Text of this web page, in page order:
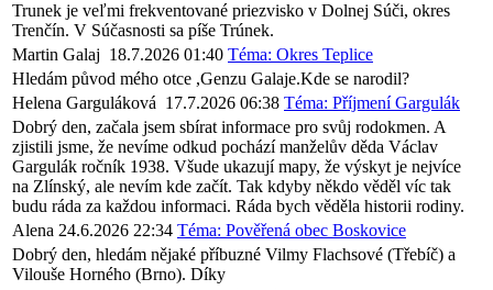
Trunek je veľmi frekventované priezvisko v Dolnej Súči, okres
Trenčín. V Súčasnosti sa píše Trúnek.
Martin Galaj 18.7.2026 01:40 Téma: Okres Teplice
Hledám původ mého otce ,Genzu Galaje.Kde se narodil?
Helena Garguláková 17.7.2026 06:38 Téma: Příjmení Gargulák
Dobrý den, začala jsem sbírat informace pro svůj rodokmen. A
zjistili jsme, že nevíme odkud pochází manželův děda Václav
Gargulák ročník 1938. Všude ukazují mapy, že výskyt je nejvíce
na Zlínský, ale nevím kde začít. Tak kdyby někdo věděl víc tak
budu ráda za každou informaci. Ráda bych věděla historii rodiny.
Alena 24.6.2026 22:34 Téma: Pověřená obec Boskovice
Dobrý den, hledám nějaké příbuzné Vilmy Flachsové (Třebíč) a
Vilouše Horného (Brno). Díky